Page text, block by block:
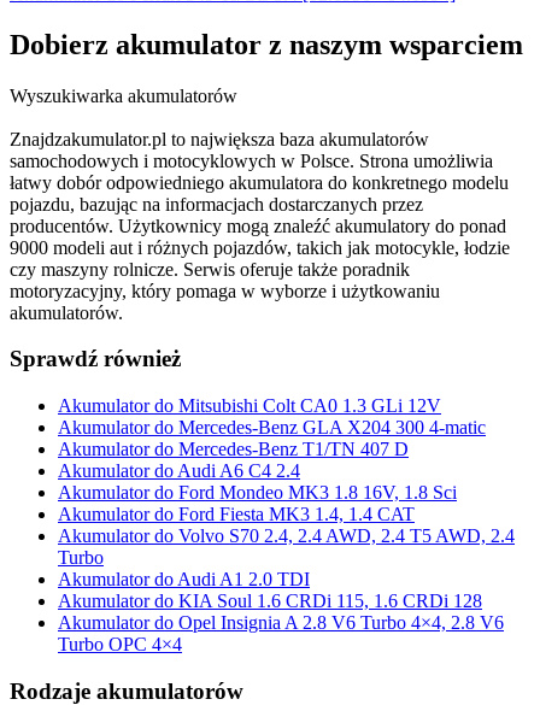
Dobierz akumulator z naszym wsparciem
Wyszukiwarka akumulatorów
Znajdzakumulator.pl to największa baza akumulatorów
samochodowych i motocyklowych w Polsce. Strona umożliwia
łatwy dobór odpowiedniego akumulatora do konkretnego modelu
pojazdu, bazując na informacjach dostarczanych przez
producentów. Użytkownicy mogą znaleźć akumulatory do ponad
9000 modeli aut i różnych pojazdów, takich jak motocykle, łodzie
czy maszyny rolnicze. Serwis oferuje także poradnik
motoryzacyjny, który pomaga w wyborze i użytkowaniu
akumulatorów.
Sprawdź również
Akumulator do Mitsubishi Colt CA0 1.3 GLi 12V
Akumulator do Mercedes-Benz GLA X204 300 4-matic
Akumulator do Mercedes-Benz T1/TN 407 D
Akumulator do Audi A6 C4 2.4
Akumulator do Ford Mondeo MK3 1.8 16V, 1.8 Sci
Akumulator do Ford Fiesta MK3 1.4, 1.4 CAT
Akumulator do Volvo S70 2.4, 2.4 AWD, 2.4 T5 AWD, 2.4
Turbo
Akumulator do Audi A1 2.0 TDI
Akumulator do KIA Soul 1.6 CRDi 115, 1.6 CRDi 128
Akumulator do Opel Insignia A 2.8 V6 Turbo 4×4, 2.8 V6
Turbo OPC 4×4
Rodzaje akumulatorów